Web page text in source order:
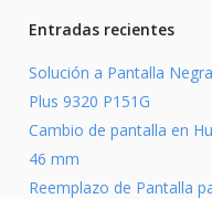
Entradas recientes
Solución a Pantalla
Plus 9320 P151G
Cambio de pantalla en
46 mm
Reemplazo de Pantalla